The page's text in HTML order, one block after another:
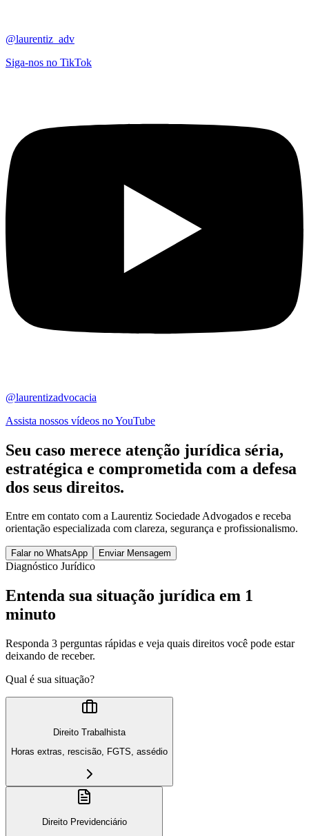
@laurentiz_adv
Siga-nos no TikTok
@laurentizadvocacia
Assista nossos vídeos no YouTube
Seu caso merece atenção jurídica séria,
estratégica e comprometida com a defesa
dos seus direitos.
Entre em contato com a Laurentiz Sociedade Advogados e receba
orientação especializada com clareza, segurança e profissionalismo.
Falar no WhatsApp Enviar Mensagem
Diagnóstico Jurídico
Entenda sua situação jurídica em 1
minuto
Responda 3 perguntas rápidas e veja quais direitos você pode estar
deixando de receber.
Qual é sua situação?
Direito Trabalhista
Horas extras, rescisão, FGTS, assédio
Direito Previdenciário